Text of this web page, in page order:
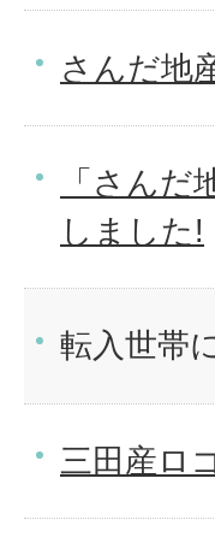
さんだ地
「さん
しました!
転入世帯
三田産ロ